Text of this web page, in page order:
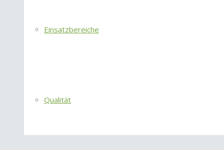
Einsatzbereiche
Qualität